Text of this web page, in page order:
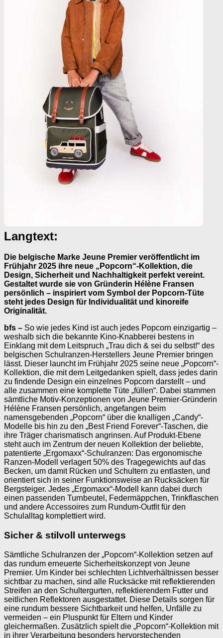
Langtext:
Die belgische Marke Jeune Premier veröffentlicht im
Frühjahr 2025 ihre neue „Popcorn“-Kollektion, die
Design, Sicherheit und Nachhaltigkeit perfekt vereint.
Gestaltet wurde sie von Gründerin Hélène Fransen
persönlich – inspiriert vom Symbol der Popcorn-Tüte
steht jedes Design für Individualität und kinoreife
Originalität.
bfs – So wie jedes Kind ist auch jedes Popcorn einzigartig –
weshalb sich die bekannte Kino-Knabberei bestens in
Einklang mit dem Leitspruch „Trau dich & sei du selbst!“ des
belgischen Schulranzen-Herstellers Jeune Premier bringen
lässt. Dieser launcht im Frühjahr 2025 seine neue „Popcorn“-
Kollektion, die mit dem Leitgedanken spielt, dass jedes darin
zu findende Design ein einzelnes Popcorn darstellt – und
alle zusammen eine komplette Tüte „füllen“. Dabei stammen
sämtliche Motiv-Konzeptionen von Jeune Premier-Gründerin
Hélène Fransen persönlich, angefangen beim
namensgebenden „Popcorn“ über die knalligen „Candy“-
Modelle bis hin zu den „Best Friend Forever“-Taschen, die
ihre Träger charismatisch angrinsen. Auf Produkt-Ebene
steht auch im Zentrum der neuen Kollektion der beliebte,
patentierte „Ergomaxx“-Schulranzen: Das ergonomische
Ranzen-Modell verlagert 50% des Tragegewichts auf das
Becken, um damit Rücken und Schultern zu entlasten, und
orientiert sich in seiner Funktionsweise an Rucksäcken für
Bergsteiger. Jedes „Ergomaxx“-Modell kann dabei durch
einen passenden Turnbeutel, Federmäppchen, Trinkflaschen
und andere Accessoires zum Rundum-Outfit für den
Schulalltag komplettiert wird.
Sicher & stilvoll unterwegs
Sämtliche Schulranzen der „Popcorn“-Kollektion setzen auf
das rundum erneuerte Sicherheitskonzept von Jeune
Premier. Um Kinder bei schlechten Lichtverhältnissen besser
sichtbar zu machen, sind alle Rucksäcke mit reflektierenden
Streifen an den Schultergurten, reflektierendem Futter und
seitlichen Reflektoren ausgestattet. Diese Details sorgen für
eine rundum bessere Sichtbarkeit und helfen, Unfälle zu
vermeiden – ein Pluspunkt für Eltern und Kinder
gleichermaßen. Zusätzlich spielt die „Popcorn“-Kollektion mit
in ihrer Verarbeitung besonders hervorstechenden